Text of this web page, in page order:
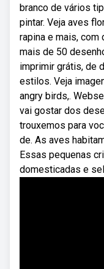
branco de vários
pintar. Veja aves
rapina e mais,
mais de 50
imprimir grátis, de
estilos. Veja
angry birds,.
vai gostar dos
trouxemos para
de. As aves
Essas pequenas
domesticadas e